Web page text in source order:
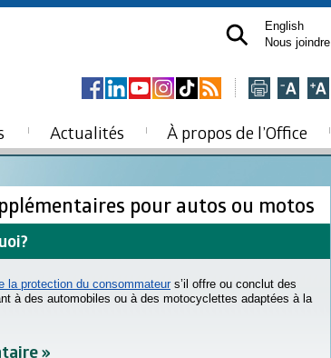
English
Nous joindre
Actualités À propos de l’Office
pour autos ou motos
la protection du consommateur s’il offre ou conclut des
à des automobiles ou à des motocyclettes adaptées à la
»